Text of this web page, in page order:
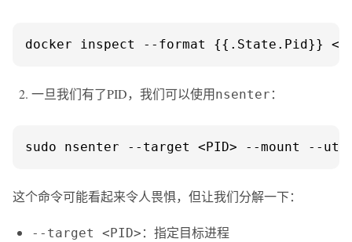
docker inspect --format {{.State.Pid}} <容
一旦我们有了PID，我们可以使用nsenter ：
sudo nsenter --target <PID> --mount --
这个命令可能看起来令人畏惧，但让我们分解一下：
--target <PID> ：指定目标进程